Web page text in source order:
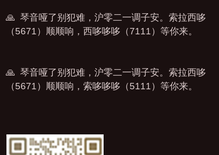
🙏 琴音哑了别犯难，沪零二一调子安。索拉西哆
（5671）顺顺响，西哆哆哆（7111）等你来。
🙏 琴音哑了别犯难，沪零二一调子安。索拉西哆
（5671）顺顺响，索哆哆哆（5111）等你来。